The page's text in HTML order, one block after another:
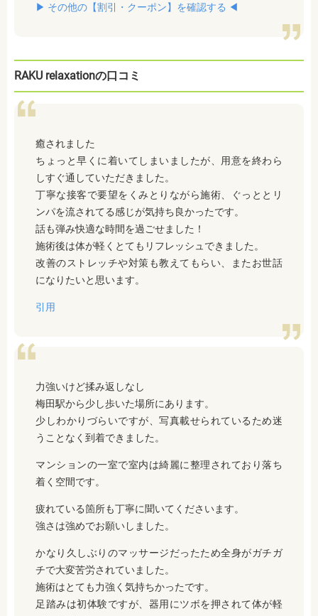
▶︎ その他の【割引・クーポン】を確認する ◀︎
RAKU relaxationの口コミ
癒されました
ちょっと早くに着いてしまいましたが、用意を終わら
しすぐ通していただきました。
丁寧な接客で要望をくみとりながら施術、ぐっととリ
ンパを流されてる感じが気持ち良かったです。
話も弾み快適な時間を過ごせました！
施術後は体が軽くとてもリフレッシュできました。
改善のストレッチや対策も教えてもらい、またお世話
になりたいと思います。
引用
力強いけど揉み返しなし
梅田駅から少し歩いた場所にあります。
少しわかりづらいですが、写真載せられているため迷
うことなく到着できました。
マンションの一室で室内は綺麗に整理されており落ち
着く空間です。
疲れている箇所も丁寧に聞いてくださいます。
強さは強めでお願いしました。
かなり久しぶりのマッサージだったため全身がガチガ
チで大変苦労されていました。
施術はとても力強く気持ちかったです。
足踏みは初体験ですが、器用にツボを押されて体が軽